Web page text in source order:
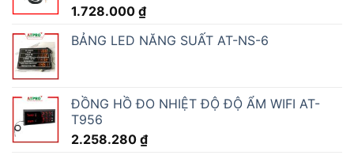
1.728.000 ₫
BẢNG LED NĂNG SUẤT AT-NS-6
ĐỒNG HỒ ĐO NHIỆT ĐỘ ĐỘ ẨM WIFI AT-
T956
2.258.280 ₫